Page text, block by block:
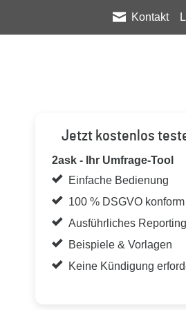
Kontakt
Jetzt kostenlos
2ask - Ihr Umfrage-Tool
Einfache Bedienung
100 % DSGVO konform
Ausführliches Reporting
Beispiele & Vorlagen
Keine Kündigung